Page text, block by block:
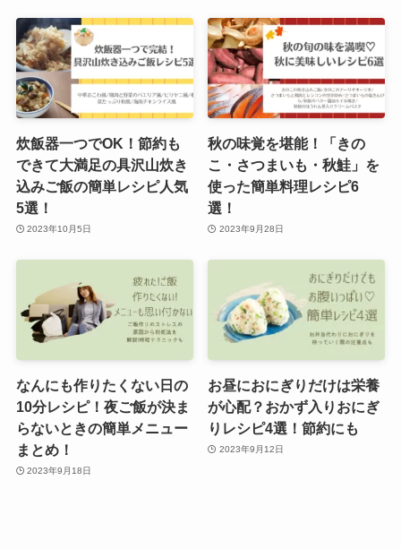
炊飯器一つでOK！節約も
できて大満足の具沢山炊き
込みご飯の簡単レシピ人気
5選！
2023年10月5日
秋の味覚を堪能！「きの
こ・さつまいも・秋鮭」を
使った簡単料理レシピ6
選！
2023年9月28日
なんにも作りたくない日の
10分レシピ！夜ご飯が決ま
らないときの簡単メニュー
まとめ！
2023年9月18日
お昼におにぎりだけは栄養
が心配？おかず入りおにぎ
りレシピ4選！節約にも
2023年9月12日